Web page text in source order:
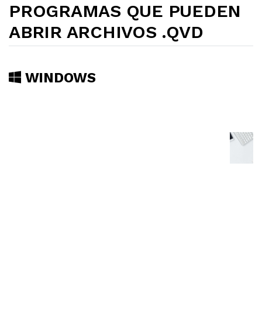
PROGRAMAS QUE PUEDEN
ABRIR ARCHIVOS .QVD
WINDOWS